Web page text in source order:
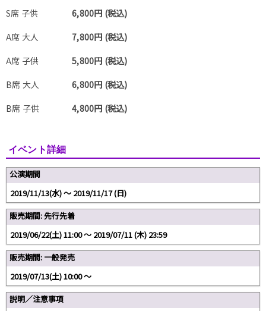
S席 子供
6,800円 (税込)
A席 大人
7,800円 (税込)
A席 子供
5,800円 (税込)
B席 大人
6,800円 (税込)
B席 子供
4,800円 (税込)
イベント詳細
公演期間
2019/11/13(水) 〜 2019/11/17 (日)
販売期間: 先行先着
2019/06/22(土) 11:00 〜 2019/07/11 (木) 23:59
販売期間: 一般発売
2019/07/13(土) 10:00 〜
説明／注意事項